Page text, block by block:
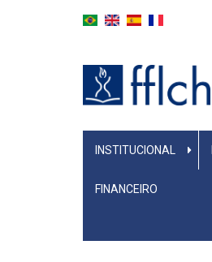
MENU
INSTITUCIONAL
FINANCEIRO